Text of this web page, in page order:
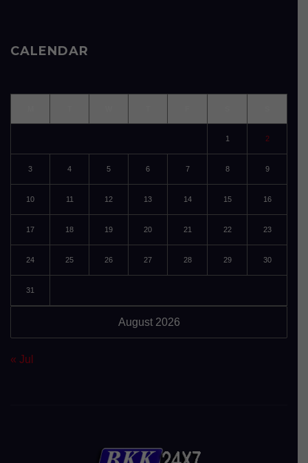
CALENDAR
August 2026
1 2
3 4 5 6 7 8 9
10 11 12 13 14 15 16
17 18 19 20 21 22 23
24 25 26 27 28 29 30
31
« Jul